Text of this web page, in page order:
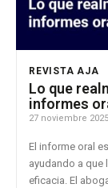
REVISTA AJA
Lo que
informes
27 noviembre 2025
El informe oral
ayudando a
eficacia. El